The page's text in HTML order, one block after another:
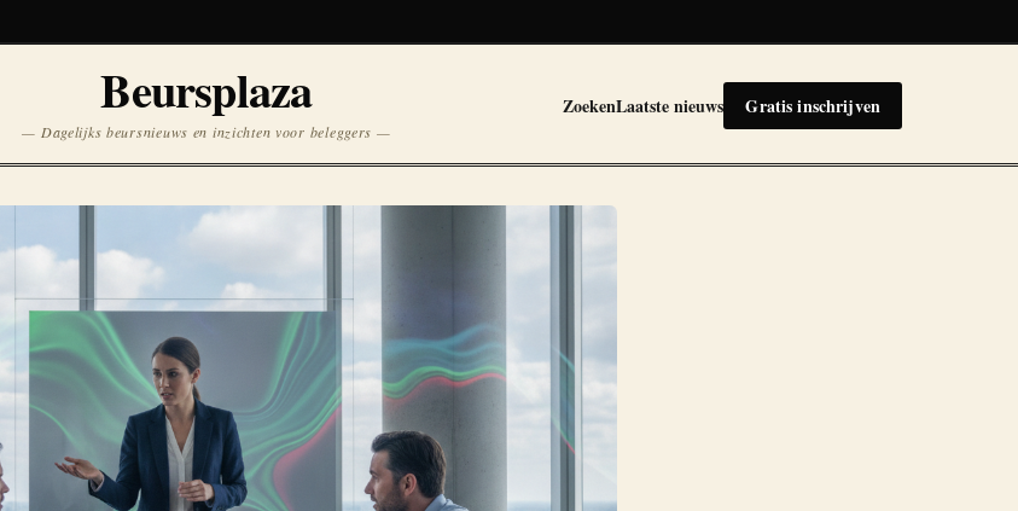
Beursplaza
— Dagelijks beursnieuws en inzichten voor beleggers —
ZoekenLaatste nieuws Gratis inschrijven